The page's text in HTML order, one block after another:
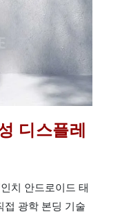
디스플레
치 안드로이드 태
접 광학 본딩 기술